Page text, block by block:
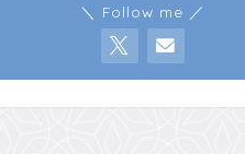
＼ Follow me ／